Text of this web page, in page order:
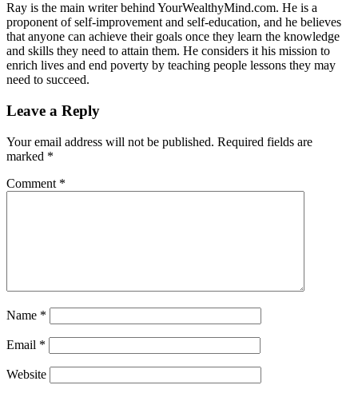
Ray is the main writer behind YourWealthyMind.com. He is a
proponent of self-improvement and self-education, and he believes
that anyone can achieve their goals once they learn the knowledge
and skills they need to attain them. He considers it his mission to
enrich lives and end poverty by teaching people lessons they may
need to succeed.
Leave a Reply
Your email address will not be published. Required fields are
marked *
Comment *
Name *
Email *
Website